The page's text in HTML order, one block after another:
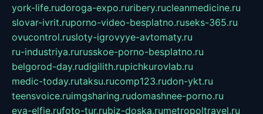
york-life.rudoroga-expo.ruribery.rucleanmedicine.ru
slovar-ivrit.ruporno-video-besplatno.ruseks-365.ru
ovucontrol.rusloty-igrovyye-avtomaty.ru
ru-industriya.rurusskoe-porno-besplatno.ru
belgorod-day.rudigilith.rupichkurovlab.ru
medic-today.rutaksu.rucomp123.rudon-ykt.ru
teensvoice.ruimgsharing.rudomashnee-porno.ru
eva-elfie.rufoto-tur.rubiz-doska.rumetropoltravel.ru